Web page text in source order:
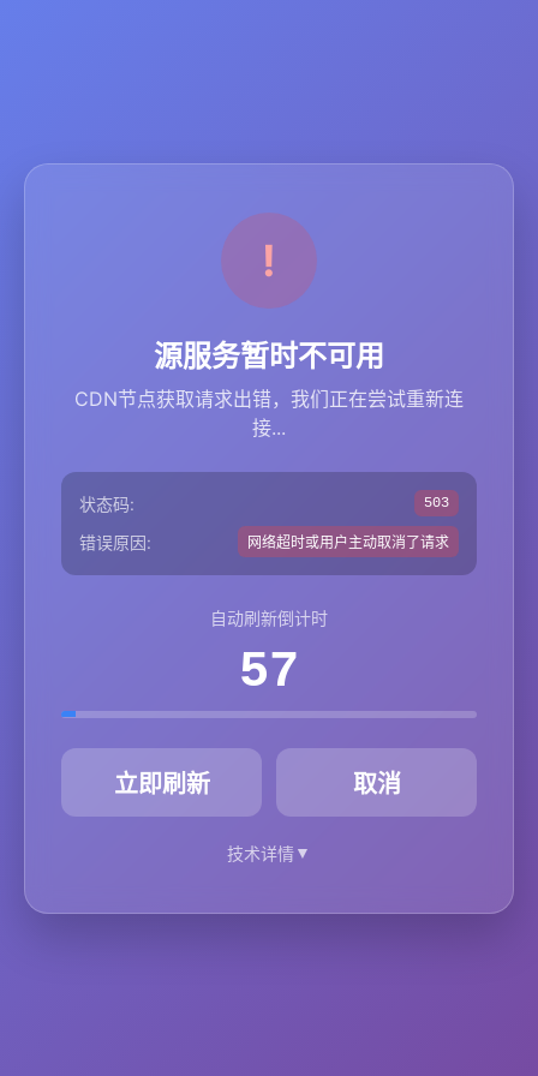
源服务暂时不可用
CDN节点获取请求出错，我们正在尝试重新连
接...
状态码: 503
错误原因: 网络超时或用户主动取消了请求
自动刷新倒计时
57
立即刷新 取消
技术详情▼